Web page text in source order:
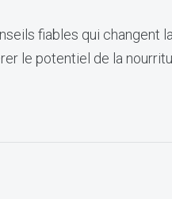
fiables qui changent
le potentiel de la